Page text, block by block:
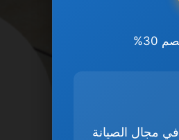
مجال الصيانة